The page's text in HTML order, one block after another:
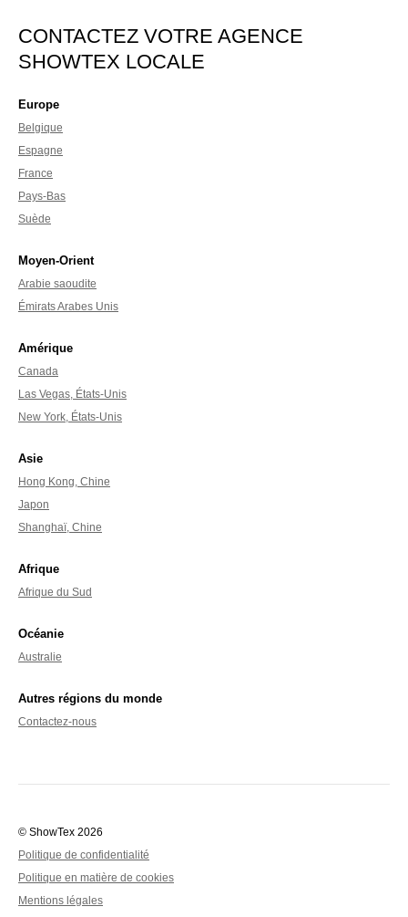
CONTACTEZ VOTRE AGENCE
SHOWTEX LOCALE
Europe
Belgique
Espagne
France
Pays-Bas
Suède
Moyen-Orient
Arabie saoudite
Émirats Arabes Unis
Amérique
Canada
Las Vegas, États-Unis
New York, États-Unis
Asie
Hong Kong, Chine
Japon
Shanghaï, Chine
Afrique
Afrique du Sud
Océanie
Australie
Autres régions du monde
Contactez-nous
© ShowTex 2026
Politique de confidentialité
Politique en matière de cookies
Mentions légales